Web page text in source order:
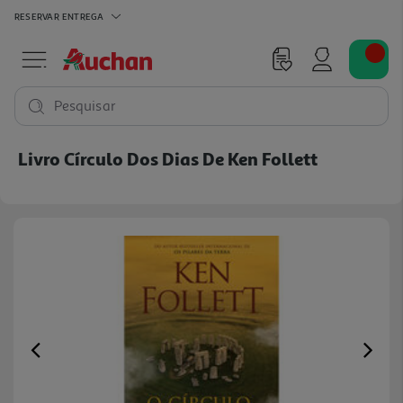
RESERVAR ENTREGA
Pesquisar
Livro Círculo Dos Dias De Ken Follett
Previous